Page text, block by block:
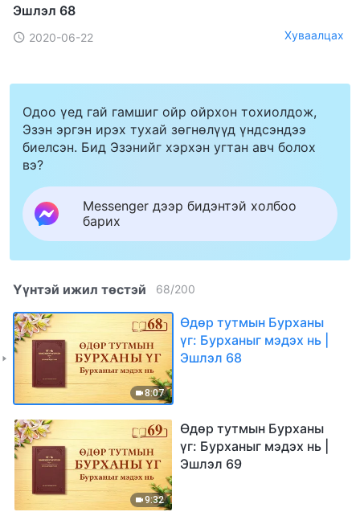
Эшлэл 68
2020-06-22 Хуваалцах
Одоо үед гай гамшиг ойр ойрхон тохиолдож,
Эзэн эргэн ирэх тухай зөгнөлүүд үндсэндээ
биелсэн. Бид Эзэнийг хэрхэн угтан авч болох
вэ?
Messenger дээр бидэнтэй холбоо
барих
Үүнтэй ижил төстэй 68/200
8:07
Өдөр тутмын Бурханы
үг: Бурханыг мэдэх нь |
Эшлэл 68
9:32
Өдөр тутмын Бурханы
үг: Бурханыг мэдэх нь |
Эшлэл 69